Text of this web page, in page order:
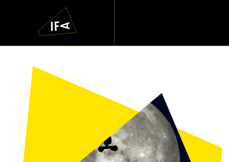
Navigatie
overslaan